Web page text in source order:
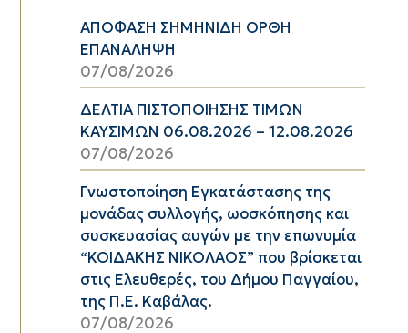
ΑΠΟΦΑΣΗ ΣΗΜΗΝΙΔΗ ΟΡΘΗ
ΕΠΑΝΑΛΗΨΗ
07/08/2026
ΔΕΛΤΙΑ ΠΙΣΤΟΠΟΙΗΣΗΣ ΤΙΜΩΝ
ΚΑΥΣΙΜΩΝ 06.08.2026 – 12.08.2026
07/08/2026
Γνωστοποίηση Εγκατάστασης της
μονάδας συλλογής, ωοσκόπησης και
συσκευασίας αυγών με την επωνυμία
“ΚΟΙΔΑΚΗΣ ΝΙΚΟΛΑΟΣ” που βρίσκεται
στις Ελευθερές, του Δήμου Παγγαίου,
της Π.Ε. Καβάλας.
07/08/2026